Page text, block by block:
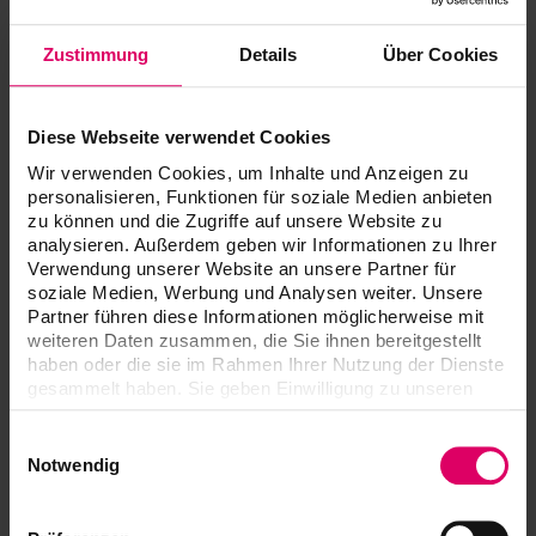
Zustimmung Details Über Cookies
Diese Webseite verwendet Cookies
Wir verwenden Cookies, um Inhalte und Anzeigen zu
personalisieren, Funktionen für soziale Medien anbieten
zu können und die Zugriffe auf unsere Website zu
analysieren. Außerdem geben wir Informationen zu Ihrer
Verwendung unserer Website an unsere Partner für
soziale Medien, Werbung und Analysen weiter. Unsere
Partner führen diese Informationen möglicherweise mit
weiteren Daten zusammen, die Sie ihnen bereitgestellt
haben oder die sie im Rahmen Ihrer Nutzung der Dienste
gesammelt haben. Sie geben Einwilligung zu unseren
Notwendig
The further process of developing the restoration depends
on the ability to accurately reproduce the determined tooth
shade. Then the shade effects of the tooth can be
reproduced to obtain a high-quality restoration.
VITA materialsgive you, the dental technician, a way to
reliably fulfill these demands without mixing or testing,
regardless of which VITA materials you are using.
in shade – regardless of whether you are working with the
shades of the
shade range or the